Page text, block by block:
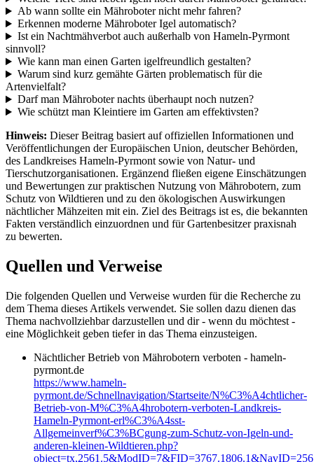
Ab wann sollte ein Mähroboter nicht mehr fahren?
Erkennen moderne Mähroboter Igel automatisch?
Ist ein Nachtmähverbot auch außerhalb von Hameln-Pyrmont
sinnvoll?
Wie kann man einen Garten igelfreundlich gestalten?
Warum sind kurz gemähte Gärten problematisch für die
Artenvielfalt?
Darf man Mähroboter nachts überhaupt noch nutzen?
Wie schützt man Kleintiere im Garten am effektivsten?
Hinweis: Dieser Beitrag basiert auf offiziellen Informationen und
Veröffentlichungen der Europäischen Union, deutscher Behörden,
des Landkreises Hameln-Pyrmont sowie von Natur- und
Tierschutzorganisationen. Ergänzend fließen eigene Einschätzungen
und Bewertungen zur praktischen Nutzung von Mährobotern, zum
Schutz von Wildtieren und zu den ökologischen Auswirkungen
nächtlicher Mähzeiten mit ein. Ziel des Beitrags ist es, die bekannten
Fakten verständlich einzuordnen und für Gartenbesitzer praxisnah
zu bewerten.
Quellen und Verweise
Die folgenden Quellen und Verweise wurden für die Recherche zu
dem Thema dieses Artikels verwendet. Sie sollen dazu dienen das
Thema nachvollziehbar darzustellen und dir - wenn du möchtest -
eine Möglichkeit geben tiefer in das Thema einzusteigen.
Nächtlicher Betrieb von Mährobotern verboten - hameln-
pyrmont.de
https://www.hameln-
pyrmont.de/Schnellnavigation/Startseite/N%C3%A4chtlicher-
Betrieb-von-M%C3%A4hrobotern-verboten-Landkreis-
Hameln-Pyrmont-erl%C3%A4sst-
Allgemeinverf%C3%BCgung-zum-Schutz-von-Igeln-und-
anderen-kleinen-Wildtieren.php?